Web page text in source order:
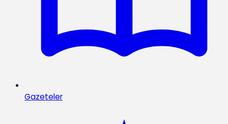
Gazeteler